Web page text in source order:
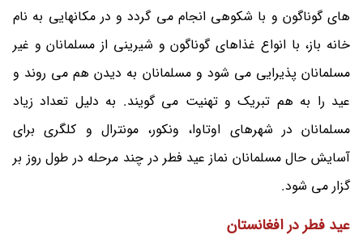
های گوناگون و با شکوهی انجام می گردد و در مکانهایی به نام
خانه باز، با انواع غذاهای گوناگون و شیرینی از مسلمانان و غیر
مسلمانان پذیرایی می شود و مسلمانان به دیدن هم می روند و
عید را به هم تبریک و تهنیت می گویند. به دلیل تعداد زیاد
مسلمانان در شهرهای اوتاوا، ونکور، مونترال و کلگری برای
آسایش حال مسلمانان نماز عید فطر در چند مرحله در طول روز بر
گزار می شود.
عید فطر در افغانستان